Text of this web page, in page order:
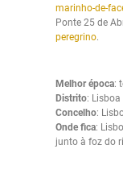
marinho-de-
Ponte 25 de
peregrino.
Melhor época:
Distrito: Lisboa
Concelho:
Onde fica:
junto à foz do